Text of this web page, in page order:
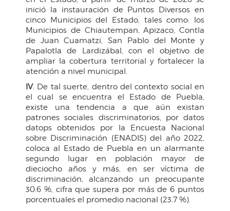
inició la instauración de Puntos Diversos en
cinco Municipios del Estado, tales como: los
Municipios de Chiautempan, Apizaco, Contla
de Juan Cuamatzi, San Pablo del Monte y
Papalotla de Lardizábal, con el objetivo de
ampliar la cobertura territorial y fortalecer la
atención a nivel municipal.
IV. De tal suerte, dentro del contexto social en
el cual se encuentra el Estado de Puebla,
existe una tendencia a que aún existan
patrones sociales discriminatorios, por datos
datops obtenidos por la Encuesta Nacional
sobre Discriminación (ENADIS) del año 2022,
coloca al Estado de Puebla en un alarmante
segundo lugar en población mayor de
dieciocho años y más, en ser víctima de
discriminación, alcanzando un preocupante
30.6 %, cifra que supera por más de 6 puntos
porcentuales el promedio nacional (23.7 %).